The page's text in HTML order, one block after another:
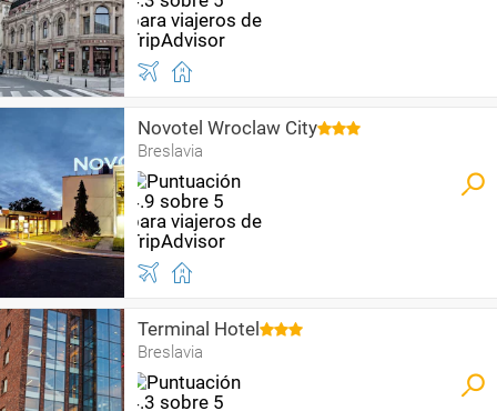
Novotel Wroclaw City
Breslavia
Terminal Hotel
Breslavia